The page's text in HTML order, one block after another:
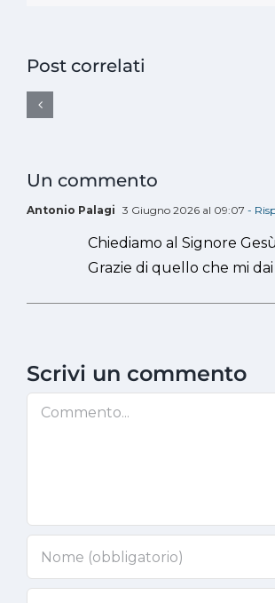
Post correlati
Un commento
Antonio Palagi 3 Giugno 2026 al 09:07 -
Chiediamo al Signore
Grazie di quello che mi
Scrivi un commento
Commento